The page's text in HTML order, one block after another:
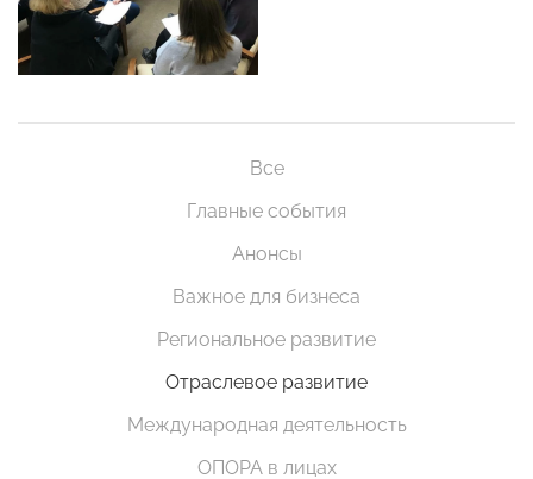
Все
Главные события
Анонсы
Важное для бизнеса
Региональное развитие
Отраслевое развитие
Международная деятельность
ОПОРА в лицах